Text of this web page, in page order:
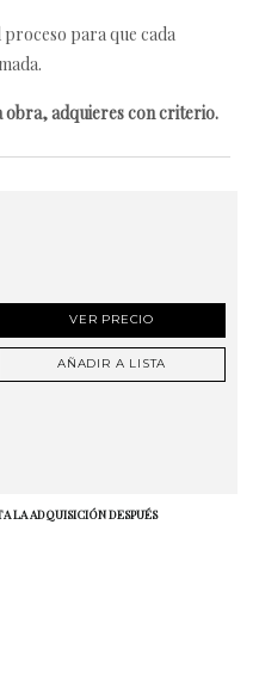
para que cada
obra, adquieres con criterio.
VER PRECIO
AÑADIR A LISTA
LA ADQUISICIÓN DESPUÉS